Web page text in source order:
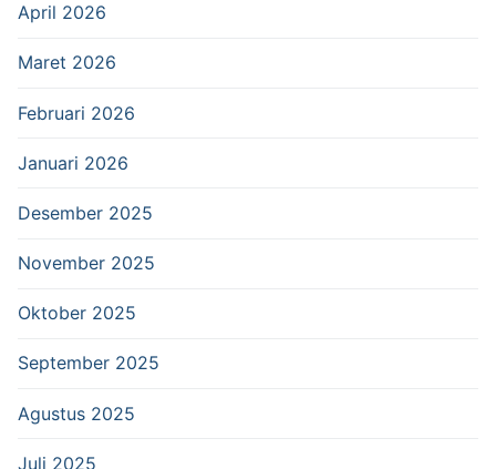
April 2026
Maret 2026
Februari 2026
Januari 2026
Desember 2025
November 2025
Oktober 2025
September 2025
Agustus 2025
Juli 2025